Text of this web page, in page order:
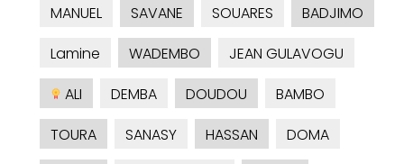
MANUEL
SAVANE SOUARES
BADJIMO
Lamine
WADEMBO
JEAN GULAVOGU
ALI
DEMBA DOUDOU
BAMBO
TOURA
SANASY HASSAN
DOMA